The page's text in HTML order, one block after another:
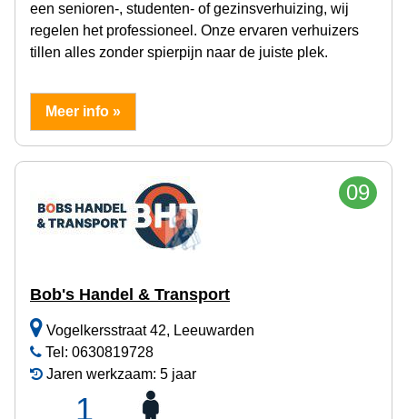
een senioren-, studenten- of gezinsverhuizing, wij
regelen het professioneel. Onze ervaren verhuizers
tillen alles zonder spierpijn naar de juiste plek.
Meer info »
09
Bob's Handel & Transport
Vogelkersstraat 42, Leeuwarden
Tel: 0630819728
Jaren werkzaam: 5 jaar
1